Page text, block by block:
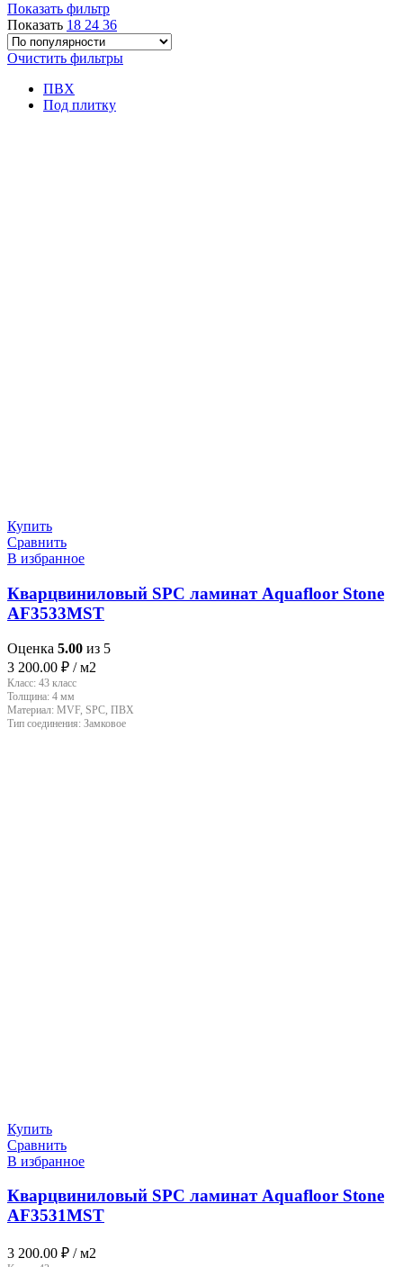
Показать фильтр
Показать 18 24 36
Очистить фильтры
ПВХ
Под плитку
Купить
Сравнить
В избранное
Кварцвиниловый SPC ламинат Aquafloor Stone
AF3533MST
Оценка 5.00 из 5
3 200.00 ₽ / м2
Класс: 43 класс
Толщина: 4 мм
Материал: MVF, SPC, ПВХ
Тип соединения: Замковое
Купить
Сравнить
В избранное
Кварцвиниловый SPC ламинат Aquafloor Stone
AF3531MST
3 200.00 ₽ / м2